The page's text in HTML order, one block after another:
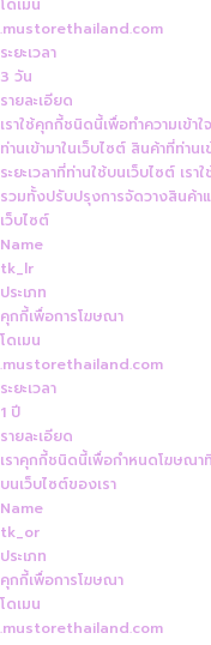
โดเมน
.mustorethailand.com
ระยะเวลา
3 วัน
รายละเอียด
เราใช้คุกกี้ชนิดนี้เพื่อทำความเข้า
ท่านเข้ามาในเว็บไซต์ สินค้าที่ท่า
ระยะเวลาที่ท่านใช้บนเว็บไซต์ เ
รวมทั้งปรับปรุงการจัดวางสินค้า
เว็บไซต์
Name
tk_lr
ประเภท
คุกกี้เพื่อการโฆษณา
โดเมน
.mustorethailand.com
ระยะเวลา
1 ปี
รายละเอียด
เราคุกกี้ชนิดนี้เพื่อกำหนดโฆษณา
บนเว็บไซต์ของเรา
Name
tk_or
ประเภท
คุกกี้เพื่อการโฆษณา
โดเมน
.mustorethailand.com